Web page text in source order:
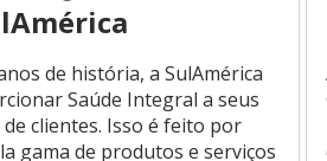
de história, a SulAmérica
Saúde Integral a seus
clientes. Isso é feito por
gama de produtos e serviços